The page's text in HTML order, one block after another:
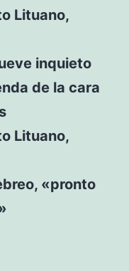
Lituano,
inquieto
de la cara
Lituano,
«pronto